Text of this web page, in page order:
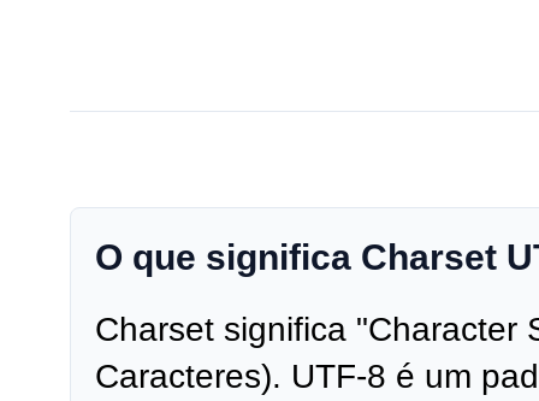
O que significa Charset
Charset significa "Character
Caracteres). UTF-8 é um